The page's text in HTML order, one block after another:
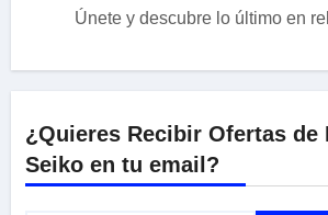
Únete y descubre lo último en
¿Quieres Recibir Ofertas de
Seiko en tu email?